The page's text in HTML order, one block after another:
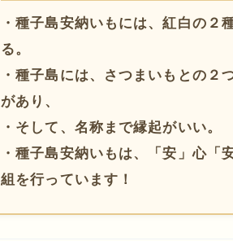
・種子島安納いもには、紅白の２
る。
・種子島には、さつまいもとの２
があり、
・そして、名称まで縁起がいい。
・種子島安納いもは、「安」心「
組を行っています！